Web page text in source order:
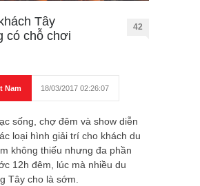
Tây
có chỗ chơi
42
Nam 18/03/2017 02:26:07
sống, chợ đêm và show diễn
loại hình giải trí cho khách du
không thiếu nhưng đa phần
12h đêm, lúc mà nhiều du
Tây cho là sớm.